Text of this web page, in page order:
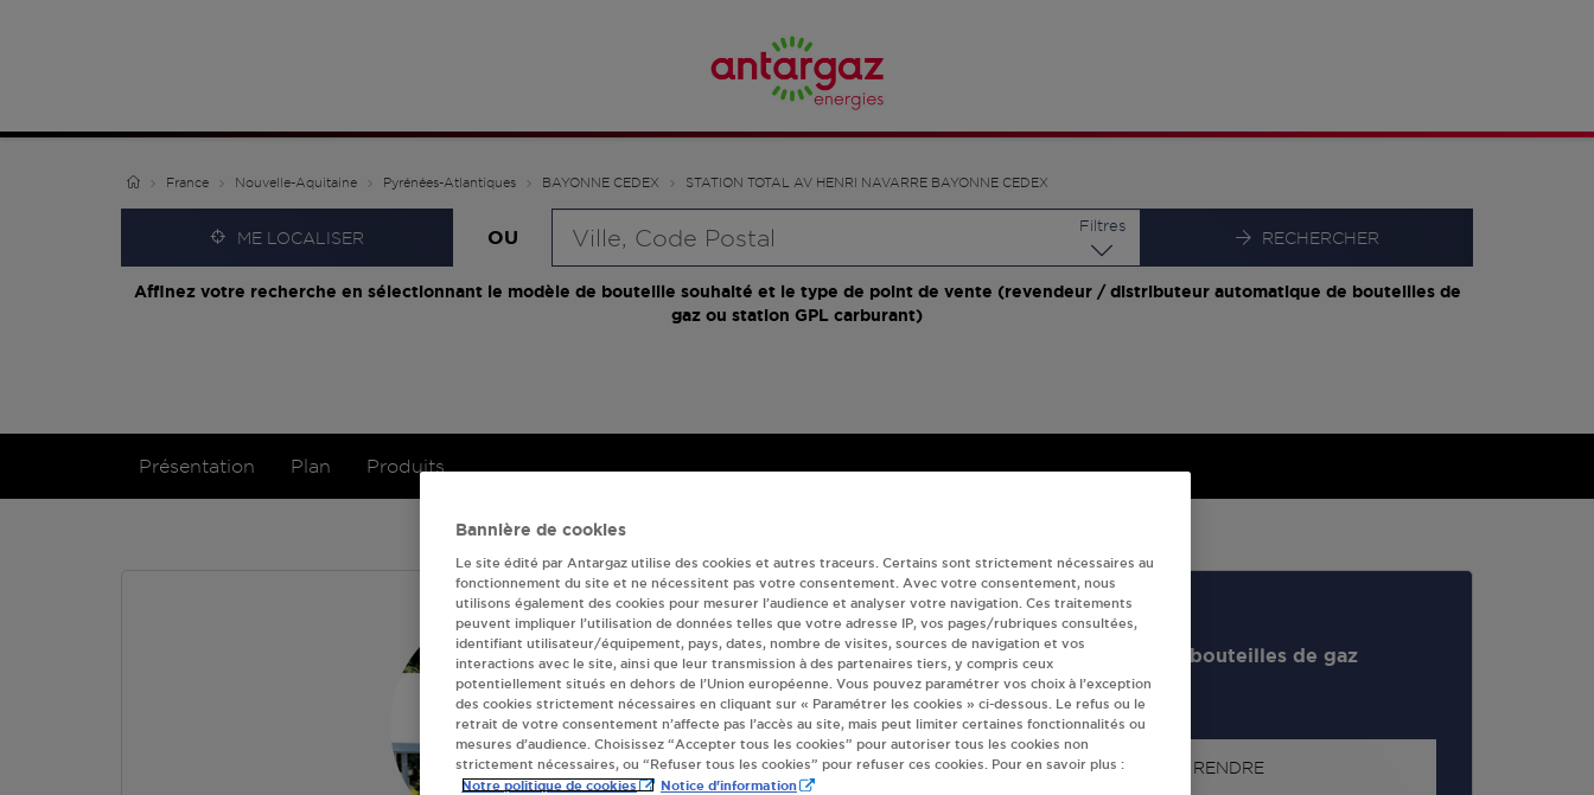
France Nouvelle-Aquitaine Pyrénées-Atlantiques BAYONNE CEDEX STATION TOTAL AV HENRI NAVARRE BAYONNE CEDEX
ME LOCALISER OU
Filtres
RECHERCHER
Affinez votre recherche en sélectionnant le modèle de bouteille souhaité et le type de point de vente (revendeur / distributeur automatique de bouteilles de
gaz ou station GPL carburant)
Présentation Plan Produits
Revendeur de bouteilles de gaz
S'Y RENDRE
Bannière de cookies
Le site édité par Antargaz utilise des cookies et autres traceurs. Certains sont strictement nécessaires au
fonctionnement du site et ne nécessitent pas votre consentement. Avec votre consentement, nous
utilisons également des cookies pour mesurer l’audience et analyser votre navigation. Ces traitements
peuvent impliquer l’utilisation de données telles que votre adresse IP, vos pages/rubriques consultées,
identifiant utilisateur/équipement, pays, dates, nombre de visites, sources de navigation et vos
interactions avec le site, ainsi que leur transmission à des partenaires tiers, y compris ceux
potentiellement situés en dehors de l’Union européenne. Vous pouvez paramétrer vos choix à l’exception
des cookies strictement nécessaires en cliquant sur « Paramétrer les cookies » ci-dessous. Le refus ou le
retrait de votre consentement n’affecte pas l’accès au site, mais peut limiter certaines fonctionnalités ou
mesures d’audience. Choisissez “Accepter tous les cookies” pour autoriser tous les cookies non
strictement nécessaires, ou “Refuser tous les cookies” pour refuser ces cookies. Pour en savoir plus :
Notre politique de cookies Notice d'information